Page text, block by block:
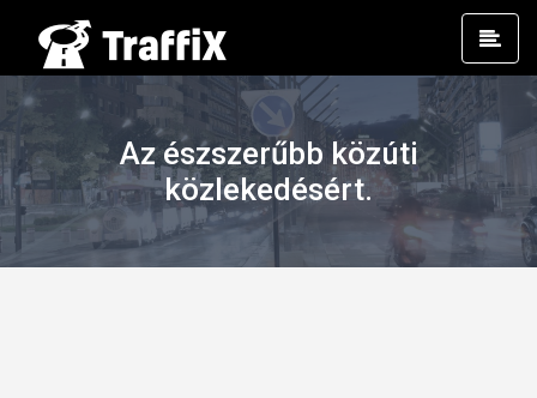
Az észszerűbb közúti
közlekedésért.